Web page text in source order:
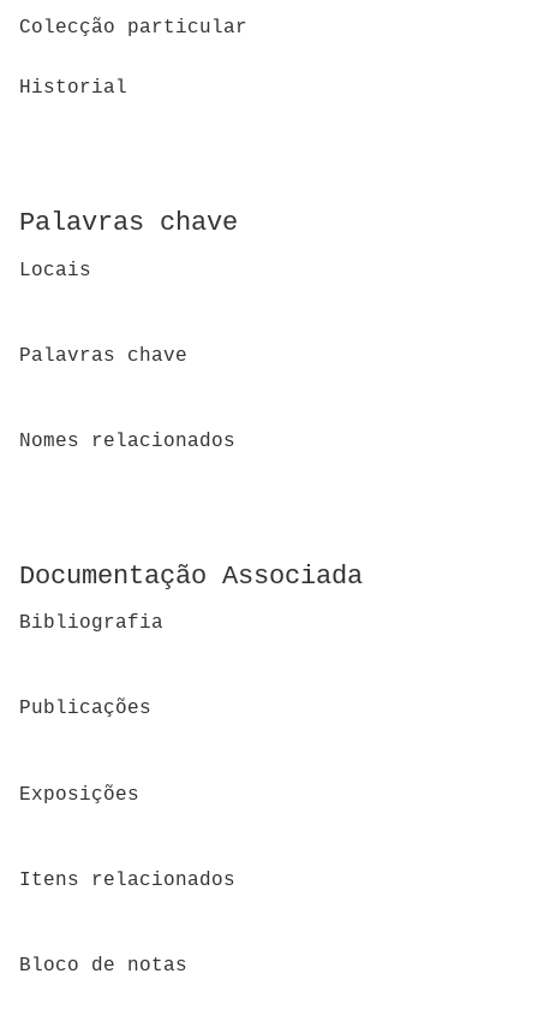
Colecção particular
Historial
Palavras chave
Locais
Palavras chave
Nomes relacionados
Documentação Associada
Bibliografia
Publicações
Exposições
Itens relacionados
Bloco de notas